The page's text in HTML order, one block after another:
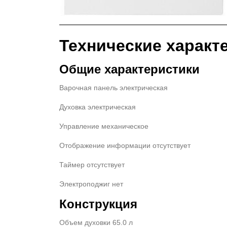
Технические
Общие характеристики
Варочная панель электрическая
Духовка электрическая
Управление механическое
Отображение информации отсутствует
Таймер отсутствует
Электроподжиг нет
Конструкция
Объем духовки 65.0 л